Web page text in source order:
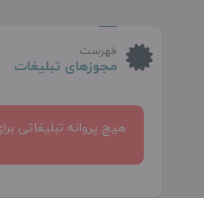
فهرست
مجوزهای تبلیغات
هیچ پروانه تبلیغاتی